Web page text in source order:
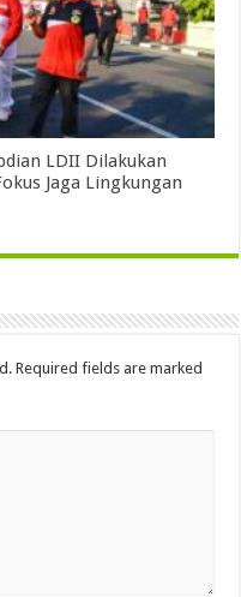
LDII Dilakukan
Jaga Lingkungan
Required fields are marked